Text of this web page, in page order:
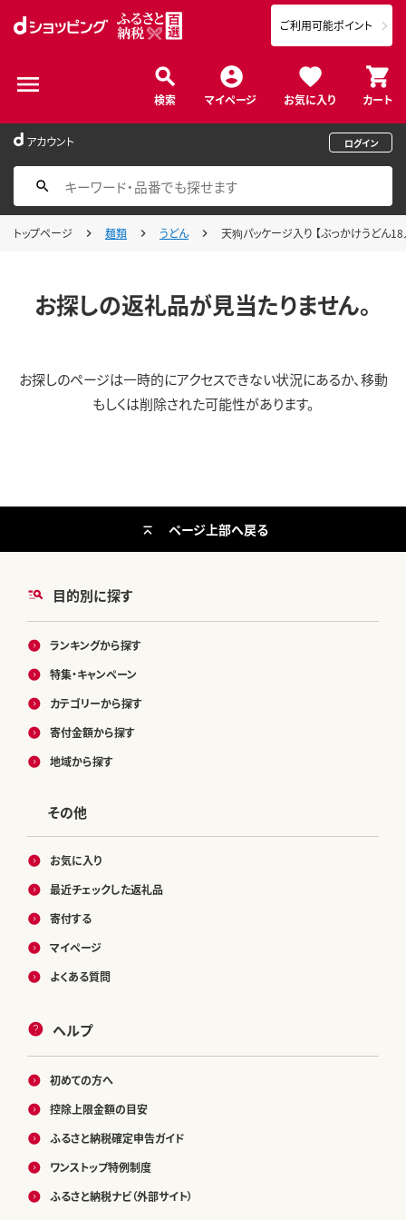
検索 マイページ お気に入り カート
ご利用可能ポイント
アカウント ログイン
トップページ 麺類 うどん 天狗パッケージ入り 【ぶっかけうどん
お探しの返礼品が見当たりません。
お探しのページは一時的にアクセスできない状況にあるか、移動
もしくは削除された可能性があります。
目的別に探す
ランキングから探す
特集・キャンペーン
カテゴリーから探す
寄付金額から探す
地域から探す
その他
お気に入り
最近チェックした返礼品
寄付する
マイページ
よくある質問
ヘルプ
初めての方へ
控除上限金額の目安
ふるさと納税確定申告ガイド
ワンストップ特例制度
ふるさと納税ナビ（外部サイト）
ページ上部へ戻る